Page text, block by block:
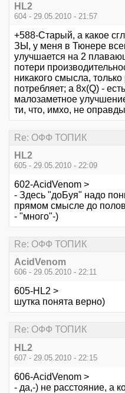
HL2
604 - 29.05.2010 - 21:57
+588-Старый, а какое
ЗЫ, у меня в Тюнере
улучшается на 2
потери
никакого смысла,
потребляет; а 8x(Q) -
малозаметное
ти, что, имхо, не
Re: ОФФ ТОПИК
HL2
605 - 29.05.2010 - 22:09
602-AcidVenom >
- Здесь "доБуя" надо
прямом смысле до
- "много"-)
Re: ОФФ ТОПИК
AcidVenom
606 - 29.05.2010 - 22:11
605-HL2 >
шутка понята верно)
Re: ОФФ ТОПИК
HL2
607 - 29.05.2010 - 22:15
606-AcidVenom >
- да,-) не расстояние, а